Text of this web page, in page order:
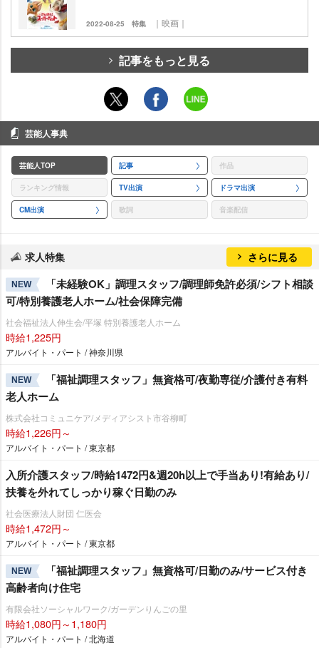
2022-08-25 特集 ｜映画｜
記事をもっと見る
芸能人事典
芸能人TOP 記事 作品
ランキング情報 TV出演 ドラマ出演
CM出演 歌詞 音楽配信
求人特集 さらに見る
NEW
「未経験OK」調理スタッフ/調理師免許必須/シフト相談
可/特別養護老人ホーム/社会保障完備
社会福祉法人伸生会/平塚 特別養護老人ホーム
時給1,225円
アルバイト・パート / 神奈川県
NEW
「福祉調理スタッフ」無資格可/夜勤専従/介護付き有料
老人ホーム
株式会社コミュニケア/メディアシスト市谷柳町
時給1,226円～
アルバイト・パート / 東京都
入所介護スタッフ/時給1472円&週20h以上で手当あり!有給あり/
扶養を外れてしっかり稼ぐ日勤のみ
社会医療法人財団 仁医会
時給1,472円～
アルバイト・パート / 東京都
NEW
「福祉調理スタッフ」無資格可/日勤のみ/サービス付き
高齢者向け住宅
有限会社ソーシャルワーク/ガーデンりんごの里
時給1,080円～1,180円
アルバイト・パート / 北海道